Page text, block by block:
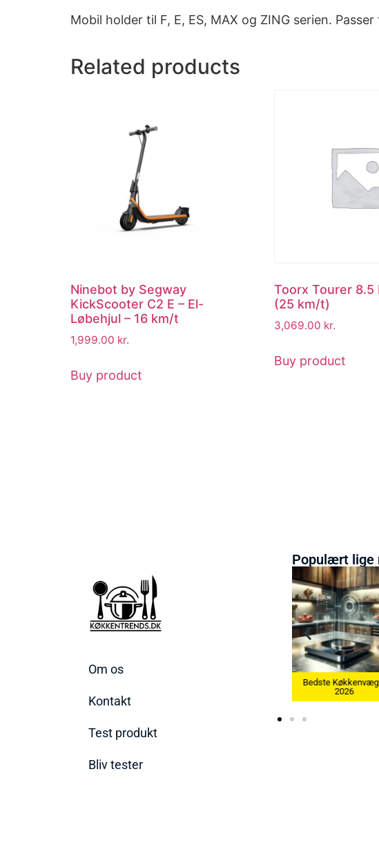
Mobil holder til F, E, ES, MAX og ZING serien.
Related products
Ninebot by Segway
KickScooter C2 E – El-
Løbehjul – 16 km/t
1,999.00 kr.
Buy product
Toorx Tourer 8.5
(25 km/t)
3,069.00 kr.
Buy product
Om os
Kontakt
Test produkt
Bliv tester
Populært lige
Bedste Køkkenvægte